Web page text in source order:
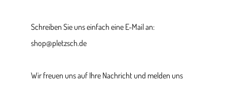
Schreiben Sie uns einfach eine E-Mail an:
shop@pletzsch.de
Wir freuen uns auf Ihre Nachricht und melden uns